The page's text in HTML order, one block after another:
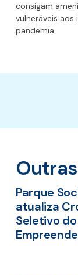
consigam
vulneráveis
pandemia.
Parque
atualiza
Seletivo